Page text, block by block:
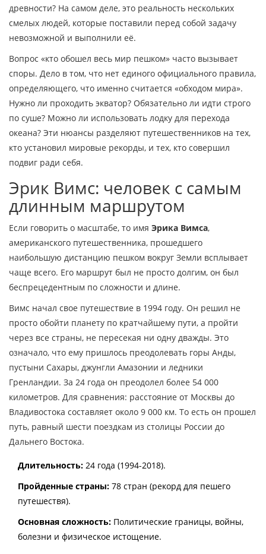
древности? На самом деле, это реальность нескольких
смелых людей, которые поставили перед собой задачу
невозможной и выполнили её.
Вопрос «кто обошел весь мир пешком» часто вызывает
споры. Дело в том, что нет единого официального правила,
определяющего, что именно считается «обходом мира».
Нужно ли проходить экватор? Обязательно ли идти строго
по суше? Можно ли использовать лодку для перехода
океана? Эти нюансы разделяют путешественников на тех,
кто установил мировые рекорды, и тех, кто совершил
подвиг ради себя.
Эрик Вимс: человек с самым
длинным маршрутом
Если говорить о масштабе, то имя Эрика Вимса,
американского путешественника, прошедшего
наибольшую дистанцию пешком вокруг Земли всплывает
чаще всего. Его маршрут был не просто долгим, он был
беспрецедентным по сложности и длине.
Вимс начал свое путешествие в 1994 году. Он решил не
просто обойти планету по кратчайшему пути, а пройти
через все страны, не пересекая ни одну дважды. Это
означало, что ему пришлось преодолевать горы Анды,
пустыни Сахары, джунгли Амазонии и ледники
Гренландии. За 24 года он преодолел более 54 000
километров. Для сравнения: расстояние от Москвы до
Владивостока составляет около 9 000 км. То есть он прошел
путь, равный шести поездкам из столицы России до
Дальнего Востока.
Длительность: 24 года (1994-2018).
Пройденные страны: 78 стран (рекорд для пешего
путешествя).
Основная сложность: Политические границы, войны,
болезни и физическое истощение.